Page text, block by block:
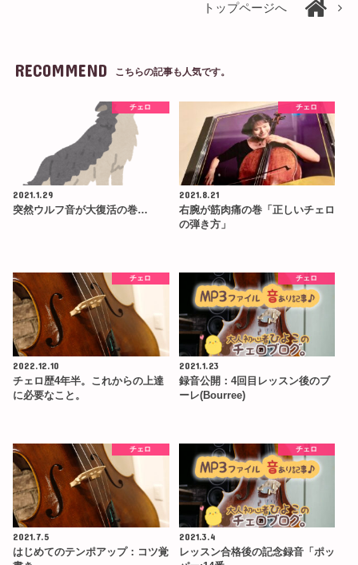
トップページへ
RECOMMEND こちらの記事も人気です。
チェロ
2021.1.29
突然ウルフ音が大復活の巻…
チェロ
2021.8.21
右腕が筋肉痛の巻「正しいチェロ
の弾き方」
チェロ
2022.12.10
チェロ歴4年半。これからの上達
に必要なこと。
チェロ
2021.1.23
録音公開：4回目レッスン後のブ
ーレ(Bourree)
チェロ
2021.7.5
はじめてのテンポアップ：コツ覚
チェロ
2021.3.4
レッスン合格後の記念録音「ポッ